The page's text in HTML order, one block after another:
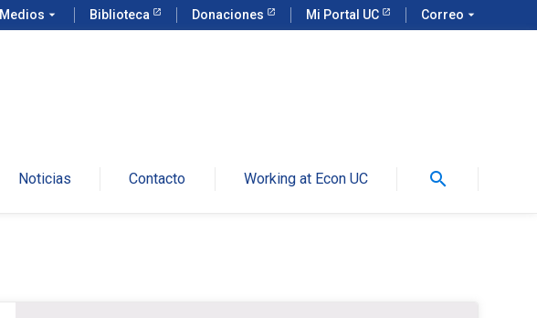
Medios arrow_drop_down Biblioteca Donaciones Mi Portal UC Correo arrow_drop_down
Noticias Contacto Working at Econ UC search